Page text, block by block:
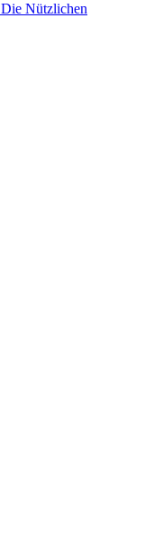
Die Nützlichen